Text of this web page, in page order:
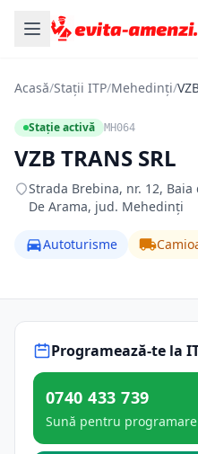
Acasă/Stații ITP/Mehedinți/
Stație activă MH064
VZB TRANS SRL
Strada Brebina, nr. 12,
De Arama, jud. Mehedinți
Autoturisme
Programează-te la
0740 433 739
Sună pentru programare